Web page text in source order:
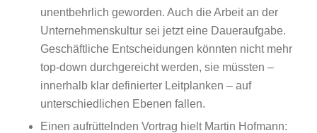
unentbehrlich geworden. Auch die Arbeit an der
Unternehmenskultur sei jetzt eine Daueraufgabe.
Geschäftliche Entscheidungen könnten nicht mehr
top-down durchgereicht werden, sie müssten –
innerhalb klar definierter Leitplanken – auf
unterschiedlichen Ebenen fallen.
Einen aufrüttelnden Vortrag hielt Martin Hofmann: